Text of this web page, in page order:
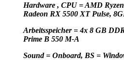
Hardware , CPU = AMD
Radeon RX 5500 XT Pulse,
Arbeitsspeicher = 4x 8 GB
Prime B 550 M-A
Sound = Onboard, BS =